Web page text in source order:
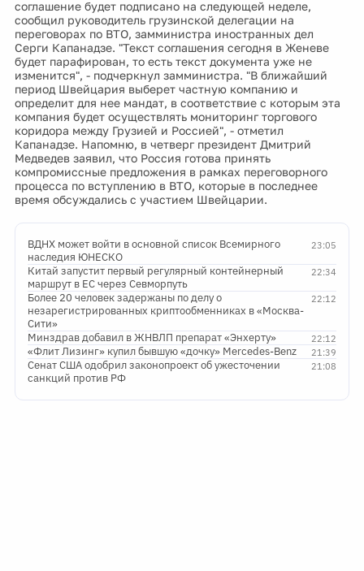
соглашение будет подписано на следующей неделе,
сообщил руководитель грузинской делегации на
переговорах по ВТО, замминистра иностранных дел
Серги Капанадзе. "Текст соглашения сегодня в Женеве
будет парафирован, то есть текст документа уже не
изменится", - подчеркнул замминистра. "В ближайший
период Швейцария выберет частную компанию и
определит для нее мандат, в соответствие с которым эта
компания будет осуществлять мониторинг торгового
коридора между Грузией и Россией", - отметил
Капанадзе. Напомню, в четверг президент Дмитрий
Медведев заявил, что Россия готова принять
компромиссные предложения в рамках переговорного
процесса по вступлению в ВТО, которые в последнее
время обсуждались с участием Швейцарии.
23:05
ВДНХ может войти в основной список Всемирного
наследия ЮНЕСКО
22:34
Китай запустит первый регулярный контейнерный
маршрут в ЕС через Севморпуть
22:12
Более 20 человек задержаны по делу о
незарегистрированных криптообменниках в «Москва-
Сити»
22:12
Минздрав добавил в ЖНВЛП препарат «Энхерту»
21:39
«Флит Лизинг» купил бывшую «дочку» Mercedes-Benz
21:08
Сенат США одобрил законопроект об ужесточении
санкций против РФ